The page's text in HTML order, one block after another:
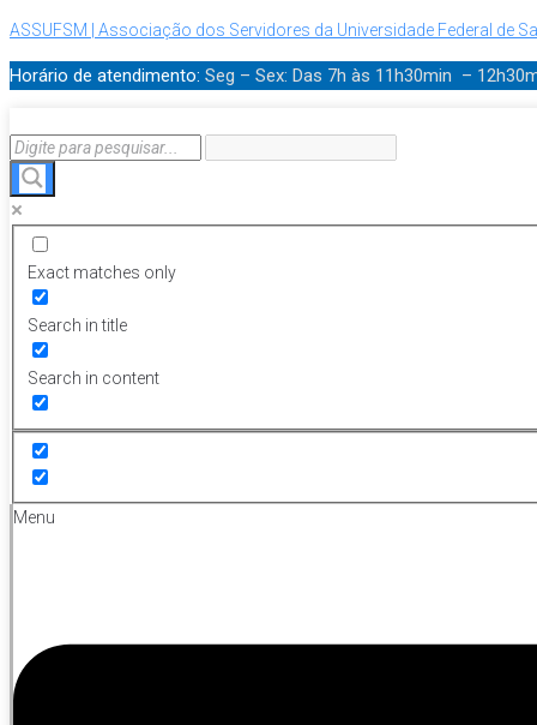
ASSUFSM | Associação dos Servidores da Universidade Federal de
Horário de atendimento: Seg – Sex: Das 7h às 11h30min –
Exact matches only
Search in title
Search in content
Menu